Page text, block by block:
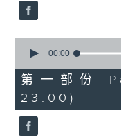
59
seconds
seconds
40
minutes,
0
seconds
00:00
第一部份
23:00)